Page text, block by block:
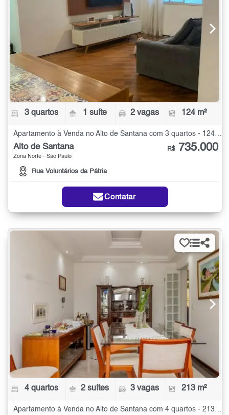
3 quartos 1 suíte 2 vagas 124 m²
Apartamento à Venda no Alto de Santana com 3 quartos - 124 m²
Alto de Santana
Zona Norte - São Paulo
Rua Voluntários da Pátria
R$ 735.000
Contatar
4 quartos 2 suítes 3 vagas 213 m²
Apartamento à Venda no Alto de Santana com 4 quartos - 213 m²